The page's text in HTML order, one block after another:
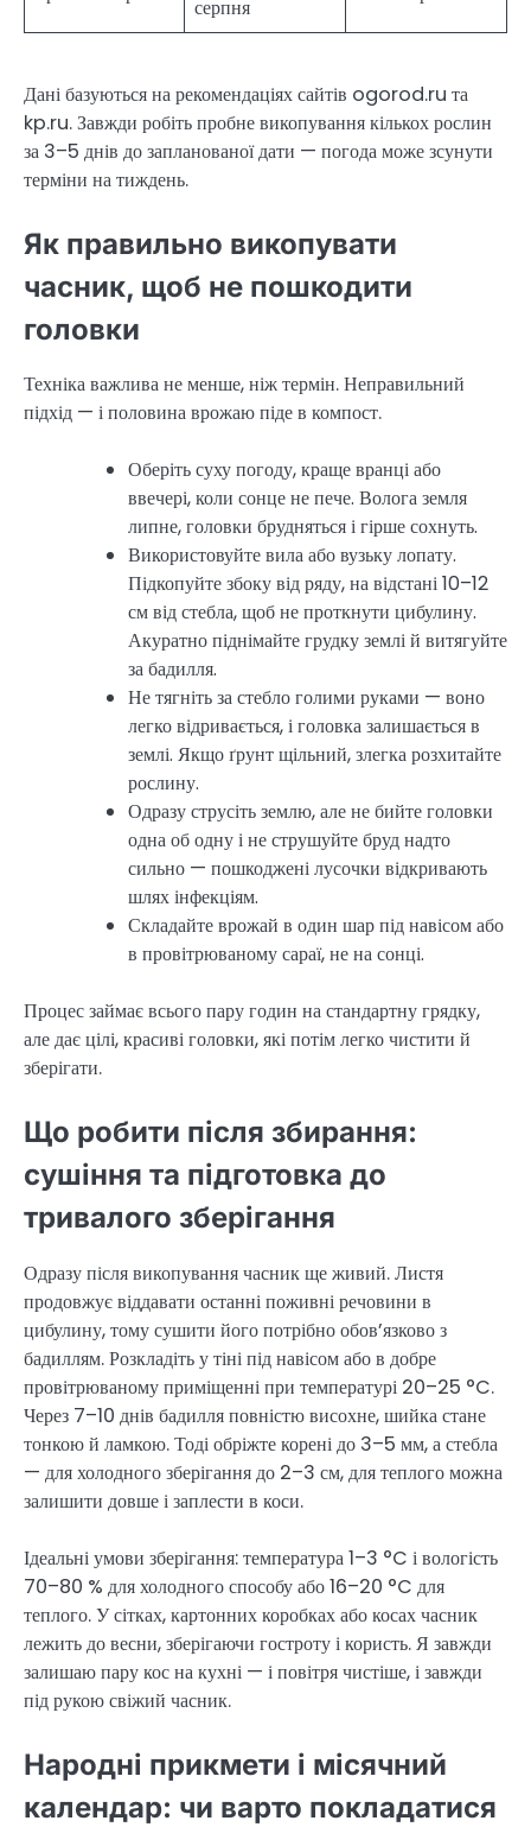
серпня
Дані базуються на рекомендаціях сайтів ogorod.ru та
kp.ru. Завжди робіть пробне викопування кількох рослин
за 3–5 днів до запланованої дати — погода може зсунути
терміни на тиждень.
Як правильно викопувати
часник, щоб не пошкодити
головки
Техніка важлива не менше, ніж термін. Неправильний
підхід — і половина врожаю піде в компост.
Оберіть суху погоду, краще вранці або
ввечері, коли сонце не пече. Волога земля
липне, головки брудняться і гірше сохнуть.
Використовуйте вила або вузьку лопату.
Підкопуйте збоку від ряду, на відстані 10–12
см від стебла, щоб не проткнути цибулину.
Акуратно піднімайте грудку землі й витягуйте
за бадилля.
Не тягніть за стебло голими руками — воно
легко відривається, і головка залишається в
землі. Якщо ґрунт щільний, злегка розхитайте
рослину.
Одразу струсіть землю, але не бийте головки
одна об одну і не струшуйте бруд надто
сильно — пошкоджені лусочки відкривають
шлях інфекціям.
Складайте врожай в один шар під навісом або
в провітрюваному сараї, не на сонці.
Процес займає всього пару годин на стандартну грядку,
але дає цілі, красиві головки, які потім легко чистити й
зберігати.
Що робити після збирання:
сушіння та підготовка до
тривалого зберігання
Одразу після викопування часник ще живий. Листя
продовжує віддавати останні поживні речовини в
цибулину, тому сушити його потрібно обов’язково з
бадиллям. Розкладіть у тіні під навісом або в добре
провітрюваному приміщенні при температурі 20–25 °C.
Через 7–10 днів бадилля повністю висохне, шийка стане
тонкою й ламкою. Тоді обріжте корені до 3–5 мм, а стебла
— для холодного зберігання до 2–3 см, для теплого можна
залишити довше і заплести в коси.
Ідеальні умови зберігання: температура 1–3 °C і вологість
70–80 % для холодного способу або 16–20 °C для
теплого. У сітках, картонних коробках або косах часник
лежить до весни, зберігаючи гостроту і користь. Я завжди
залишаю пару кос на кухні — і повітря чистіше, і завжди
під рукою свіжий часник.
Народні прикмети і місячний
календар: чи варто покладатися